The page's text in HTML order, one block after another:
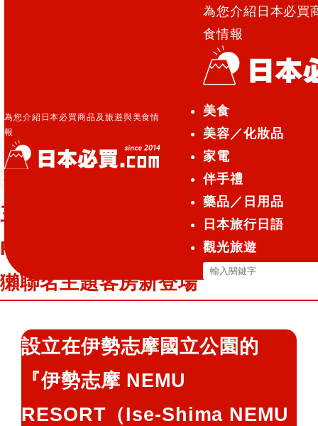
為您介紹日本必買商品及旅遊與美食情
報
為您介紹日本必買
食情報
美食
美容／化妝品
家電
伴手禮
藥品／日用品
日本旅行日語
觀光旅遊
搜
鍵
字:
RESORT』三重聲援寶可夢♡水水獺聯名主題客房新登
場
觀光旅遊
三重縣『伊勢志摩 NEMU
RESORT』三重聲援寶可夢♡水水
獺聯名主題客房新登場
設立在伊勢志摩國立公園的
『伊勢志摩 NEMU
RESORT（Ise-Shima NEMU